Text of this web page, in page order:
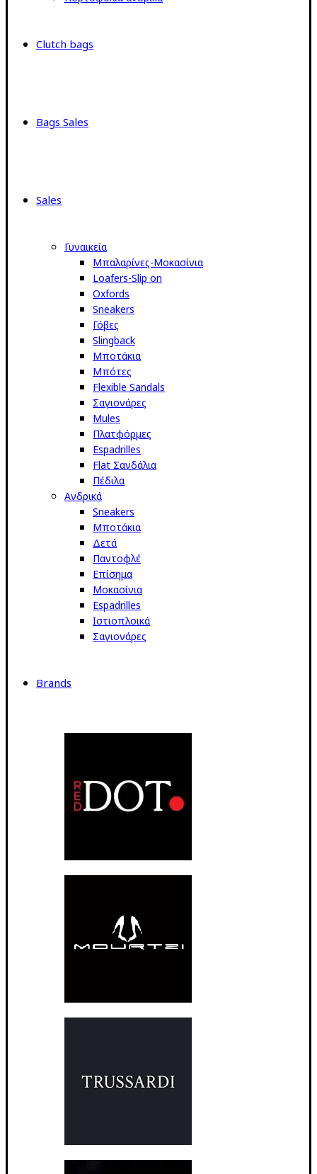
Clutch bags
Bags Sales
Sales
Γυναικεία
Μπαλαρίνες-Μοκασίνια
Loafers-Slip on
Oxfords
Sneakers
Γόβες
Slingback
Μποτάκια
Μπότες
Flexible Sandals
Σαγιονάρες
Mules
Πλατφόρμες
Espadrilles
Flat Σανδάλια
Πέδιλα
Ανδρικά
Sneakers
Μποτάκια
Δετά
Παντοφλέ
Επίσημα
Μοκασίνια
Espadrilles
Ιστιοπλοικά
Σαγιονάρες
Brands